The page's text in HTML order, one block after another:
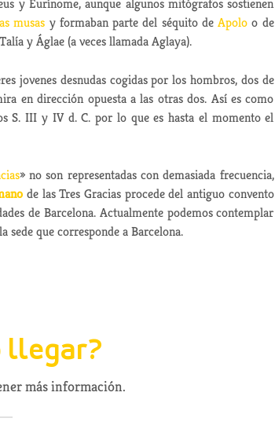
y Eurínome, aunque algunos mitógrafos sostienen
musas y formaban parte del séquito de Apolo o de
y Áglae (a veces llamada Aglaya).
jovenes desnudas cogidas por los hombros, dos de
en dirección opuesta a las otras dos. Así es como
S. III y IV d. C. por lo que es hasta el momento el
» no son representadas con demasiada frecuencia,
de las Tres Gracias procede del antiguo convento
de Barcelona. Actualmente podemos contemplar
sede que corresponde a Barcelona.
llegar?
más información.